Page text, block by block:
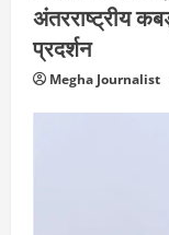
अंतरराष्ट्रीय
प्रदर्शन
Megha Journalist